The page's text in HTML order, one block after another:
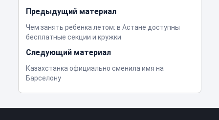
Предыдущий материал
Чем занять ребенка летом: в Астане доступны
бесплатные секции и кружки
Следующий материал
Казахстанка официально сменила имя на
Барселону